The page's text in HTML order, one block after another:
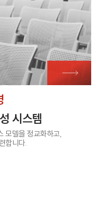
시스템
모델을 정교화하고,
합니다.